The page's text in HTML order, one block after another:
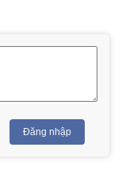
Đăng nhập